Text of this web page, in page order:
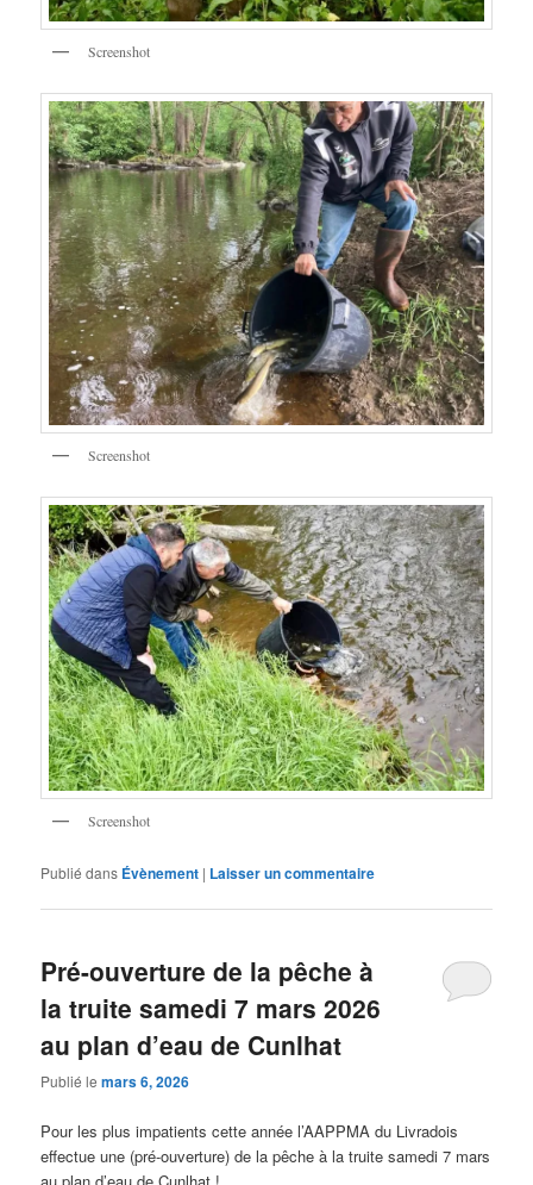
Screenshot
Screenshot
Screenshot
Publié dans Évènement | Laisser un commentaire
Pré-ouverture de la pêche à
la truite samedi 7 mars 2026
au plan d’eau de Cunlhat
Publié lemars 6, 2026
Pour les plus impatients cette année l’AAPPMA du Livradois
effectue une (pré-ouverture) de la pêche à la truite samedi 7 mars
au plan d’eau de Cunlhat !